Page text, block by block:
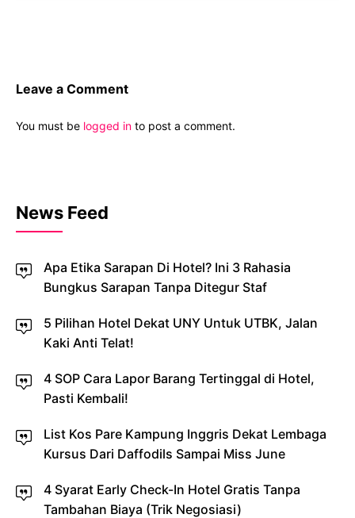
Leave a Comment
You must be logged in to post a comment.
News Feed
Apa Etika Sarapan Di Hotel? Ini 3 Rahasia
Bungkus Sarapan Tanpa Ditegur Staf
5 Pilihan Hotel Dekat UNY Untuk UTBK, Jalan
Kaki Anti Telat!
4 SOP Cara Lapor Barang Tertinggal di Hotel,
Pasti Kembali!
List Kos Pare Kampung Inggris Dekat Lembaga
Kursus Dari Daffodils Sampai Miss June
4 Syarat Early Check-In Hotel Gratis Tanpa
Tambahan Biaya (Trik Negosiasi)